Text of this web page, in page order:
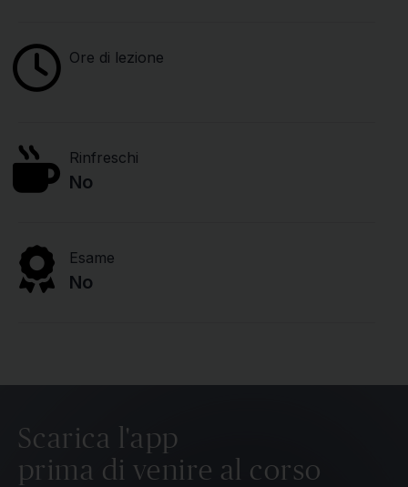
Ore di lezione
Rinfreschi
No
Esame
No
Scarica l'app
prima di venire al corso